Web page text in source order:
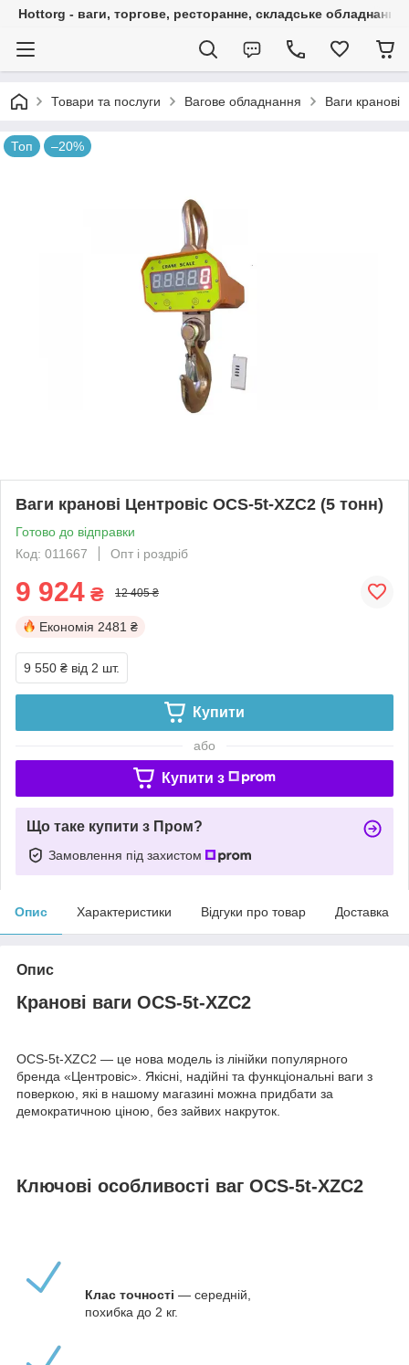
Hottorg - ваги, торгове, ресторанне, складське обладнання
Товари та послуги Вагове обладнання Ваги кранові
Топ –20%
Ваги кранові Центровіс OCS-5t-XZC2 (5 тонн)
Готово до відправки
Код: 011667
Опт і роздріб
9 924 ₴ 12 405 ₴
Економія 2481 ₴
9 550 ₴ від 2 шт.
Купити
або
Купити з
Що таке купити з Пром?
Замовлення під захистом
Опис Характеристики Відгуки про товар Доставка
Опис
Кранові ваги OCS-5t-XZC2
OCS-5t-XZC2 — це нова модель із лінійки популярного
бренда «Центровіс». Якісні, надійні та функціональні ваги з
поверкою, які в нашому магазині можна придбати за
демократичною ціною, без зайвих накруток.
Ключові особливості ваг OCS-5t-XZC2
Клас точності — середній,
похибка до 2 кг.